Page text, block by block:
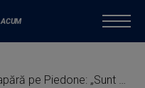
O fac ca să amintesc că inclusiv corupţii şi criminalii au drepturi!”